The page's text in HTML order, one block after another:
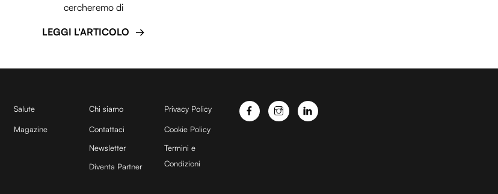
cercheremo di
LEGGI L'ARTICOLO
Salute
Magazine
Chi siamo
Contattaci
Newsletter
Diventa Partner
Privacy Policy
Cookie Policy
Termini e
Condizioni